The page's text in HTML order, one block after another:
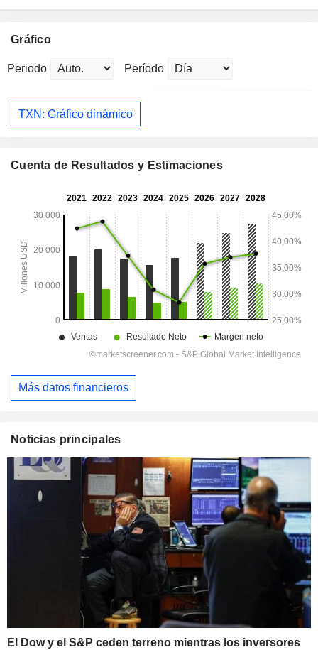
Gráfico
Periodo Período
TXN: Gráfico dinámico
Cuenta de Resultados y Estimaciones
Más datos financieros
Noticias principales
El Dow y el S&P ceden terreno mientras los inversores